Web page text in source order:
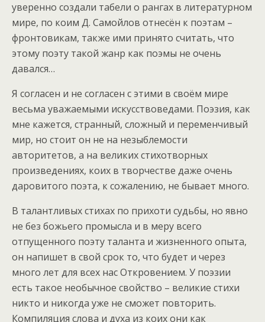
уверенно создали табели о рангах в литературном
мире, по коим Д. Самойлов отнесён к поэтам –
фронтовикам, также ими принято считать, что
этому поэту такой жанр как поэмы не очень
давался…
Я согласен и не согласен с этими в своём мире
весьма уважаемыми искусствоведами. Поэзия, как
мне кажется, странный, сложный и переменчивый
мир, но стоит он не на незыблемости
авторитетов, а на великих стихотворных
произведениях, коих в творчестве даже очень
даровитого поэта, к сожалению, не бывает много.
В талантливых стихах по прихоти судьбы, но явно
не без божьего промысла и в меру всего
отпущенного поэту таланта и жизненного опыта,
он напишет в свой срок то, что будет и через
много лет для всех нас Откровением. У поэзии
есть такое необычное свойство – великие стихи
никто и никогда уже не сможет повторить.
Компиляция слова и духа из коих они как